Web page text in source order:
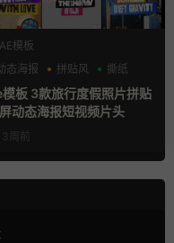
AE模板
态海报
拼贴风 撕纸
模板 3款旅行度假照片拼贴
动态海报短视频片头
3周前